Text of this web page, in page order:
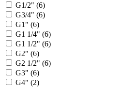
G1/2" (6)
G3/4" (6)
G1" (6)
G1 1/4" (6)
G1 1/2" (6)
G2" (6)
G2 1/2" (6)
G3" (6)
G4" (2)